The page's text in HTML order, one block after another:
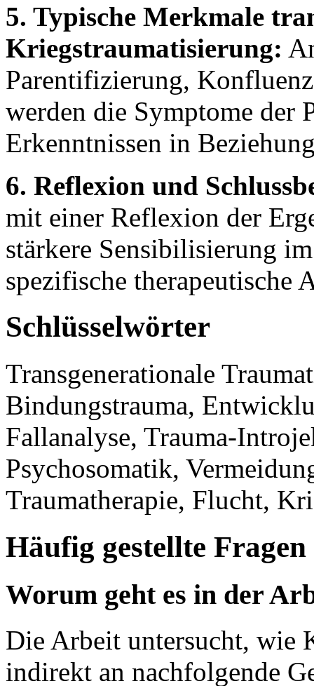
5. Typische Merkmale
Kriegstraumatisierung:
Parentifizierung,
werden die Symptome der
Erkenntnissen in
6. Reflexion und
mit einer Reflexion der
stärkere Sensibilisierung
spezifische therapeutische
Schlüsselwörter
Transgenerationale
Bindungstrauma,
Fallanalyse, Trauma-
Psychosomatik,
Traumatherapie, Flucht,
Häufig gestellte Fragen
Worum geht es in der
Die Arbeit untersucht, wie
indirekt an nachfolgende